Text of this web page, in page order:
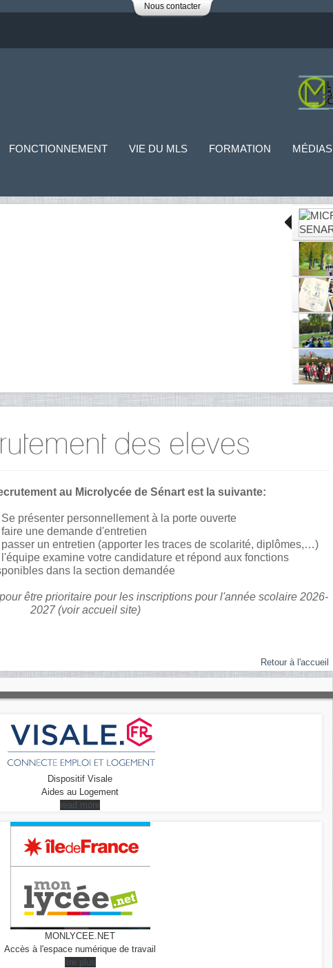
Nous contacter
FONCTIONNEMENT VIE DU MLS FORMATION MÉDIAS
des eleves
au Microlycée de Sénart est la suivante:
Se présenter personnellement à la porte ouverte
faire une demande d'entretien
passer un entretien (apporter les traces de scolarité, diplômes,…)
l'équipe examine votre candidature et répond aux fonctions
dans la section demandée
être prioritaire pour les inscriptions pour l'année scolaire 2026-
2027 (voir accueil site)
Retour à l'accueil
Dispositif Visale
Aides au Logement
read more
MONLYCEE.NET
Accès à l'espace numérique de travail
lire plus